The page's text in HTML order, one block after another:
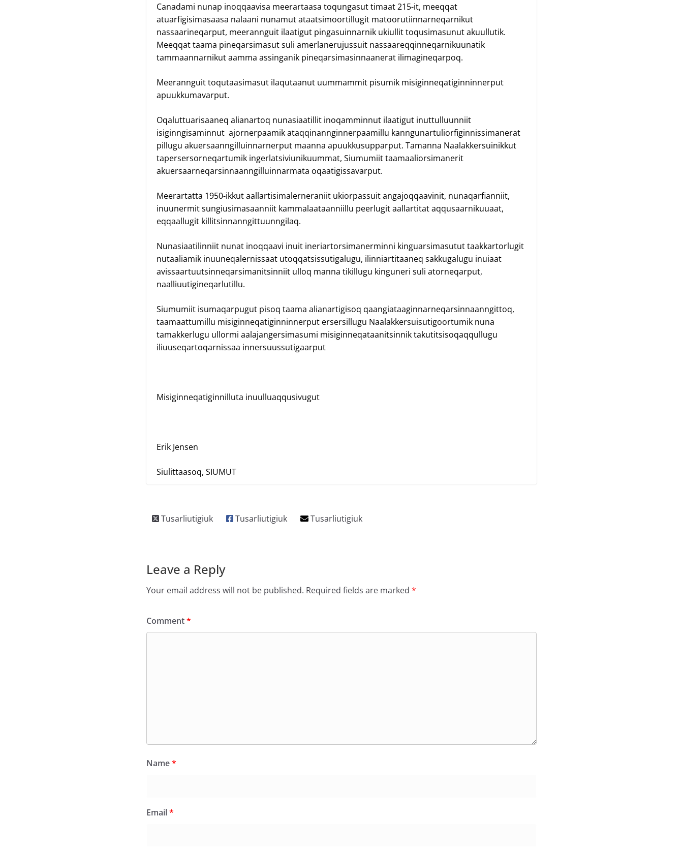
Canadami nunap inoqqaavisa meerartaasa toqungasut timaat 215-it, meeqqat
atuarfigisimasaasa nalaani nunamut ataatsimoortillugit matoorutiinnarneqarnikut
nassaarineqarput, meerannguit ilaatigut pingasuinnarnik ukiullit toqusimasunut akuullutik.
Meeqqat taama pineqarsimasut suli amerlanerujussuit nassaareqqinneqarnikuunatik
tammaannarnikut aamma assinganik pineqarsimasinnaanerat ilimagineqarpoq.
Meerannguit toqutaasimasut ilaqutaanut uummammit pisumik misiginneqatiginninnerput
apuukkumavarput.
Oqaluttuarisaaneq alianartoq nunasiaatillit inoqamminnut ilaatigut inuttulluunniit
isiginngisaminnut ajornerpaamik ataqqinannginnerpaamillu kanngunartuliorfiginnissimanerat
pillugu akuersaanngilluinnarnerput maanna apuukkusupparput. Tamanna Naalakkersuinikkut
tapersersorneqartumik ingerlatsiviunikuummat, Siumumiit taamaaliorsimanerit
akuersaarneqarsinnaanngilluinnarmata oqaatigissavarput.
Meerartatta 1950-ikkut aallartisimalerneraniit ukiorpassuit angajoqqaavinit, nunaqarfianniit,
inuunermit sungiusimasaanniit kammalaataanniillu peerlugit aallartitat aqqusaarnikuuaat,
eqqaallugit killitsinnanngittuunngilaq.
Nunasiaatilinniit nunat inoqqaavi inuit ineriartorsimanerminni kinguarsimasutut taakkartorlugit
nutaaliamik inuuneqalernissaat utoqqatsissutigalugu, ilinniartitaaneq sakkugalugu inuiaat
avissaartuutsinneqarsimanitsinniit ulloq manna tikillugu kinguneri suli atorneqarput,
naalliuutigineqarlutillu.
Siumumiit isumaqarpugut pisoq taama alianartigisoq qaangiataaginnarneqarsinnaanngittoq,
taamaattumillu misiginneqatiginninnerput ersersillugu Naalakkersuisutigoortumik nuna
tamakkerlugu ullormi aalajangersimasumi misiginneqataanitsinnik takutitsisoqaqqullugu
iliuuseqartoqarnissaa innersuussutigaarput
Misiginneqatiginnilluta inuulluaqqusivugut
Erik Jensen
Siulittaasoq, SIUMUT
Leave a Reply
Your email address will not be published. Required fields are marked *
Comment*
Name*
Email*